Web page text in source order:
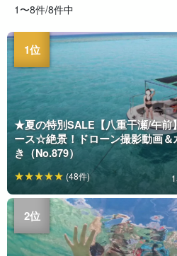
1〜8件/8件中
★夏の特別SALE【八重干瀬/午前
ース☆絶景！ドローン撮影動画
き（No.879）
(48件)